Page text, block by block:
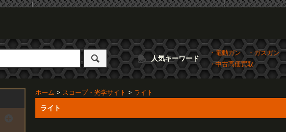
人気キーワード
・電動ガン ・ガスガン
・中古高価買取
ホーム > スコープ・光学サイト > ライト
ライト